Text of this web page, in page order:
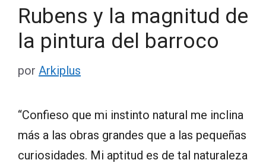
Rubens y la magnitud de
la pintura del barroco
por Arkiplus
“Confieso que mi instinto natural me inclina
más a las obras grandes que a las pequeñas
curiosidades. Mi aptitud es de tal naturaleza